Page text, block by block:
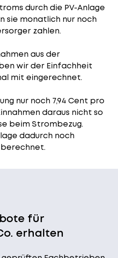
durch die PV-Anlage
sie monatlich nur noch
zahlen.
aus der
wir der Einfachheit
mit eingerechnet.
nur noch 7,94 Cent pro
daraus nicht so
beim Strombezug.
dadurch noch
für
erhalten